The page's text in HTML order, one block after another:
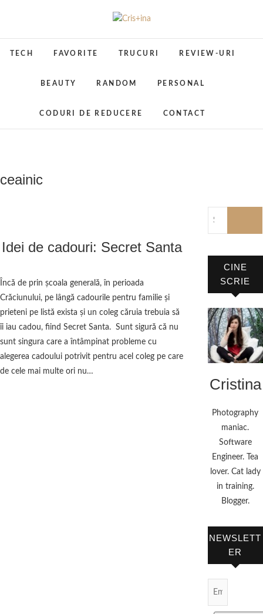
Cris+ina
TECH FAVORITE TRUCURI REVIEW-URI
BEAUTY RANDOM PERSONAL
CODURI DE REDUCERE CONTACT
ceainic
Idei de cadouri: Secret Santa
Crăciunului, pe lângă cadourile pentru familie şi
prieteni pe listă exista şi un coleg căruia trebuia să
îi iau cadou, fiind Secret Santa. Sunt sigură că nu
sunt singura care a întâmpinat probleme cu
alegerea cadoului potrivit pentru acel coleg pe care
de cele mai multe ori nu…
CINE
SCRIE
Cristina
Photography
maniac.
Software
Engineer. Tea
lover. Cat lady
in training.
Blogger.
NEWSLETT
ER